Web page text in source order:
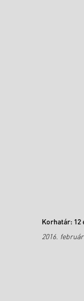
Korhatár: 12
2016.